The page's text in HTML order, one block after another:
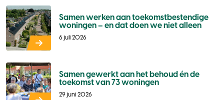
Samen werken aan toekomstbestendige
woningen – en dat doen we niet alleen
6 juli 2026
Samen gewerkt aan het behoud én de
toekomst van 73 woningen
29 juni 2026